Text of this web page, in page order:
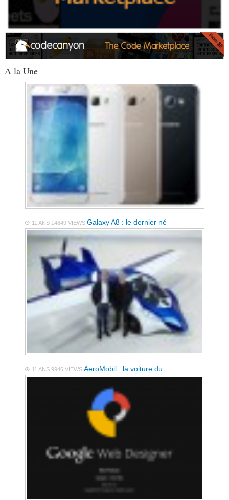
A la Une
11 ANS 14849 VIEWSGalaxy A8 : le dernier né
11 ANS9946 VIEWSAeroMobil : la voiture du